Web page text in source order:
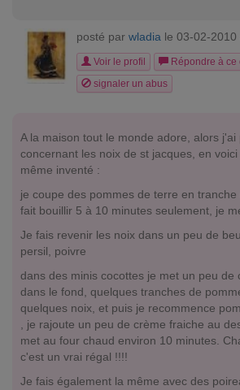
posté par wladia le 03-02-2010
Voir le profil
Répondre à ce
signaler un abus
A la maison tout le monde adore, alors
concernant les noix de st jacques, en
même inventé :
je coupe des pommes de terre en
fait bouillir 5 à 10 minutes seulement, je
Je fais revenir les noix dans un peu de
persil, poivre
dans des minis cocottes je met un peu de
dans le fond, quelques tranches de
quelques noix, et puis je recommence
, je rajoute un peu de crème fraiche au
met au four chaud environ 10 minutes.
c'est un vrai régal !!!!
Je fais également la même avec des